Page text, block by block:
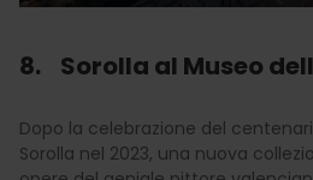
8. Sorolla al Museo
Dopo la celebrazione del
Sorolla nel 2023, una nuova